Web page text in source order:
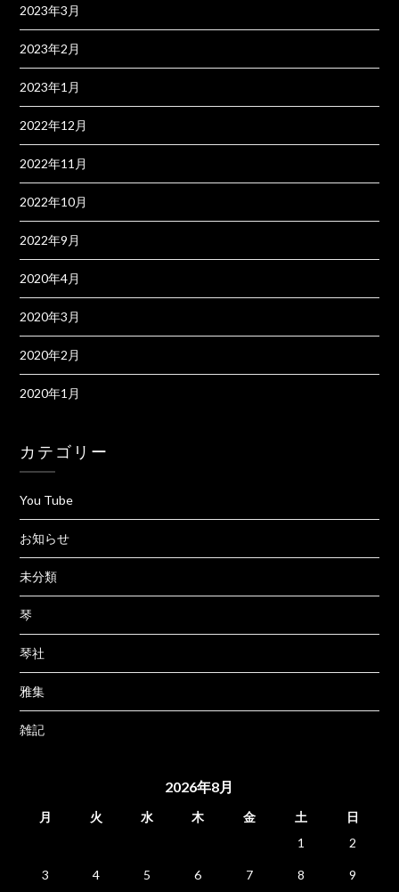
2023年3月
2023年2月
2023年1月
2022年12月
2022年11月
2022年10月
2022年9月
2020年4月
2020年3月
2020年2月
2020年1月
カテゴリー
You Tube
お知らせ
未分類
琴
琴社
雅集
雑記
2026年8月
月 火 水 木 金 土
日
1
2
3 4 5 6 7 8 9